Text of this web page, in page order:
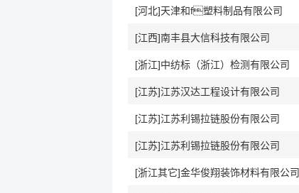
[河北]天津和f塑料制品有限公司
[江西]南丰县大信科技有限公司
[浙江]中纺标（浙江）检测有限公司
[江苏]江苏汉达工程设计有限公司
[江苏]江苏利锡拉链股份有限公司
[江苏]江苏利锡拉链股份有限公司
[浙江其它]金华俊翔装饰材料有限公司